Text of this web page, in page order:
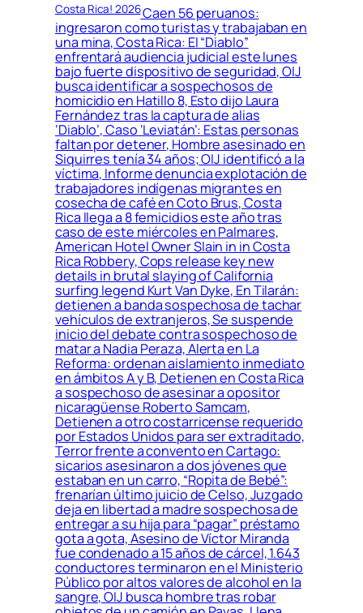
Costa Rica! 2026Caen 56 peruanos:
ingresaron como turistas y trabajaban en
una mina, Costa Rica: El “Diablo”
enfrentará audiencia judicial este lunes
bajo fuerte dispositivo de seguridad, OIJ
busca identificar a sospechosos de
homicidio en Hatillo 8, Esto dijo Laura
Fernández tras la captura de alias
‘Diablo’, Caso ‘Leviatán’: Estas personas
faltan por detener, Hombre asesinado en
Siquirres tenía 34 años; OIJ identificó a la
víctima, Informe denuncia explotación de
trabajadores indígenas migrantes en
cosecha de café en Coto Brus, Costa
Rica llega a 8 femicidios este año tras
caso de este miércoles en Palmares,
American Hotel Owner Slain in in Costa
Rica Robbery, Cops release key new
details in brutal slaying of California
surfing legend Kurt Van Dyke, En Tilarán:
detienen a banda sospechosa de tachar
vehículos de extranjeros, Se suspende
inicio del debate contra sospechoso de
matar a Nadia Peraza, Alerta en La
Reforma: ordenan aislamiento inmediato
en ámbitos A y B, Detienen en Costa Rica
a sospechoso de asesinar a opositor
nicaragüense Roberto Samcam,
Detienen a otro costarricense requerido
por Estados Unidos para ser extraditado,
Terror frente a convento en Cartago:
sicarios asesinaron a dos jóvenes que
estaban en un carro, “Ropita de Bebé”:
frenarían último juicio de Celso, Juzgado
deja en libertad a madre sospechosa de
entregar a su hija para “pagar” préstamo
gota a gota, Asesino de Víctor Miranda
fue condenado a 15 años de cárcel, 1.643
conductores terminaron en el Ministerio
Público por altos valores de alcohol en la
sangre, OIJ busca hombre tras robar